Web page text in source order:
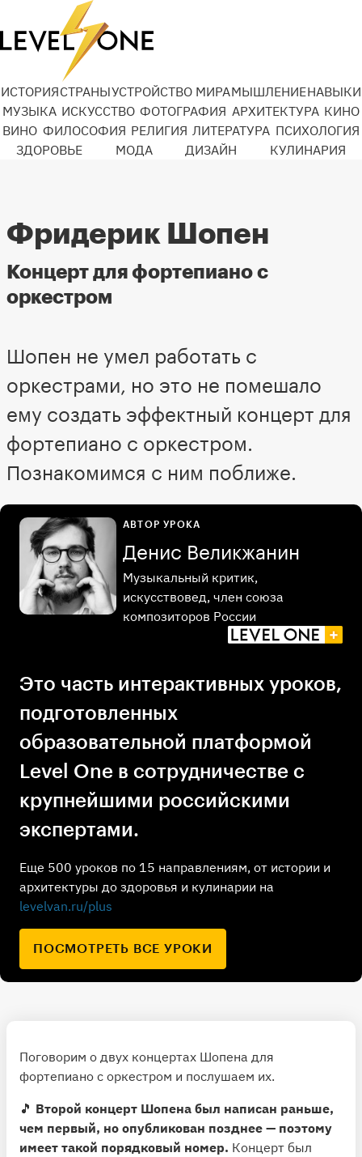
ИСТОРИЯСТРАНЫУСТРОЙСТВО МИРАМЫШЛЕНИЕНАВЫКИ
МУЗЫКА ИСКУССТВО ФОТОГРАФИЯ АРХИТЕКТУРА КИНО
ВИНО ФИЛОСОФИЯ РЕЛИГИЯ ЛИТЕРАТУРА ПСИХОЛОГИЯ
ЗДОРОВЬЕ
МОДА ДИЗАЙН КУЛИНАРИЯ
Фридерик Шопен
Концерт для фортепиано с
оркестром
Шопен не умел работать с
оркестрами, но это не помешало
ему создать эффектный концерт для
фортепиано с оркестром.
Познакомимся с ним поближе.
Это часть интерактивных уроков,
подготовленных
образовательной платформой
Level One в сотрудничестве с
крупнейшими российскими
экспертами.
Еще 500 уроков по 15 направлениям, от истории и
архитектуры до здоровья и кулинарии на
levelvan.ru/plus
ПОСМОТРЕТЬ ВСЕ УРОКИ
АВТОР УРОКА
Денис Великжанин
Музыкальный критик,
искусствовед, член союза
композиторов России
Поговорим о двух концертах Шопена для
фортепиано с оркестром и послушаем их.
🎵 Второй концерт Шопена был написан раньше,
чем первый, но опубликован позднее — поэтому
имеет такой порядковый номер. Концерт был